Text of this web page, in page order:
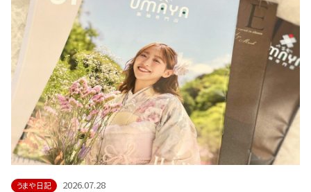
うまや日記 2026.07.28